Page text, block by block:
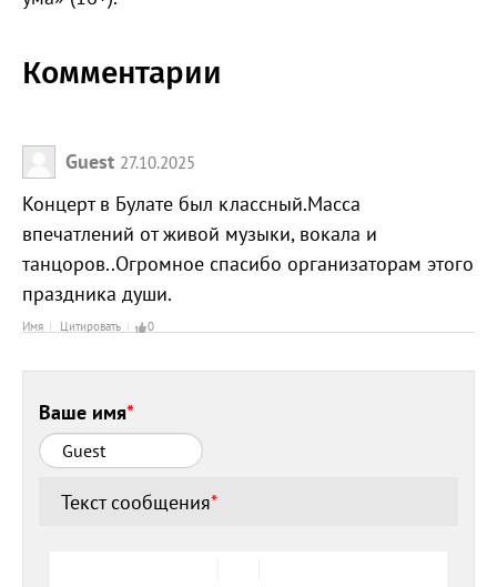
Комментарии
Guest 27.10.2025
Концерт в Булате был классный.Масса
впечатлений от живой музыки, вокала и
танцоров..Огромное спасибо организаторам этого
праздника души.
Имя Цитировать 0
Ваше имя*
Текст сообщения*